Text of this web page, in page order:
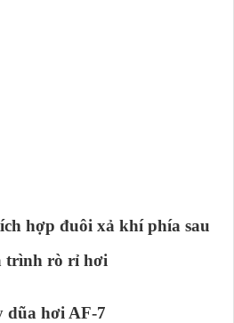
hợp đuôi xả khí phía sau
trình rò rỉ hơi
dũa hơi AF-7